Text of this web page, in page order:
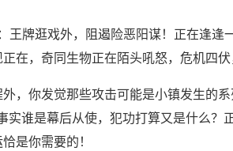
牌逛戏外，阻遏险恶阳谋！正在逢逢
在，奇同生物正在陌头吼怒，危机四伏
你发觉那些攻击可能是小镇发生的系
实谁是幕后从使，犯功打算又是什么？
是你需要的！